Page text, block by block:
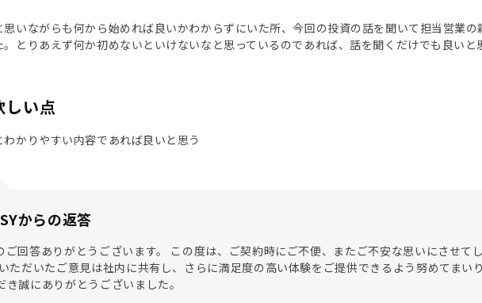
いながらも何から始めれば良いかわからずにいた所、今回の投資の話を聞いて担当営業
とりあえず何か初めないといけないなと思っているのであれば、話を聞くだけでも良いと
しい点
かりやすい内容であれば良いと思う
からの返答
ご回答ありがとうございます。 この度は、ご契約時にご不便、またご不安な思いにさせて
ただいたご意見は社内に共有し、さらに満足度の高い体験をご提供できるよう努めてまい
き誠にありがとうございました。